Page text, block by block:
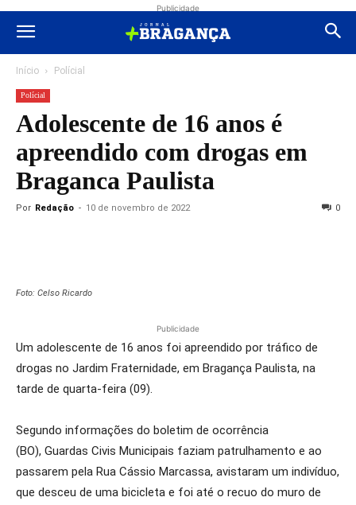
Publicidade
Início Polícial
Polícial
Adolescente de 16 anos é
apreendido com drogas em
Braganca Paulista
Por Redação - 10 de novembro de 2022 0
Foto: Celso Ricardo
Publicidade
Um adolescente de 16 anos foi apreendido por tráfico de
drogas no Jardim Fraternidade, em Bragança Paulista, na
tarde de quarta-feira (09).
Segundo informações do boletim de ocorrência
(BO), Guardas Civis Municipais faziam patrulhamento e ao
passarem pela Rua Cássio Marcassa, avistaram um indivíduo,
que desceu de uma bicicleta e foi até o recuo do muro de